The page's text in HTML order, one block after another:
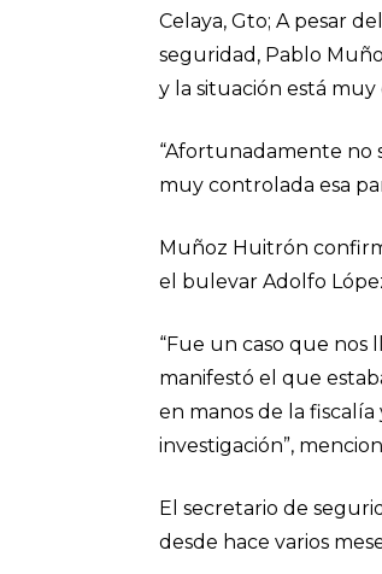
Celaya, Gto; A pesar
seguridad, Pablo
y la situación está
“Afortunadamente no
muy controlada esa
Muñoz Huitrón
el bulevar Adolfo
“Fue un caso que nos
manifestó el que
en manos de la
investigación”,
El secretario de
desde hace varios